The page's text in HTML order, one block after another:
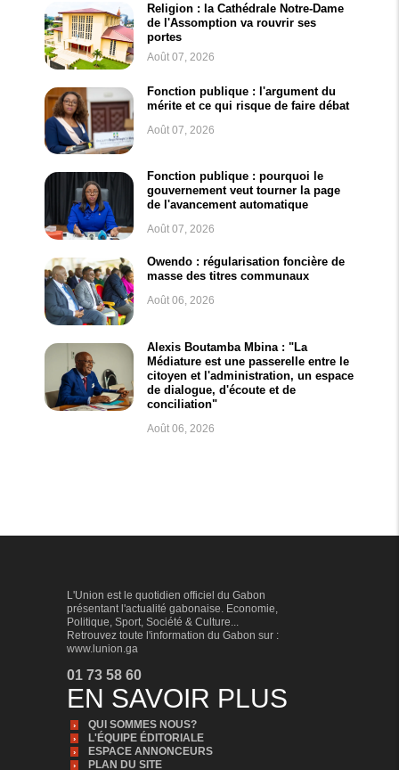
Religion : la Cathédrale Notre-Dame
de l'Assomption va rouvrir ses
portes
Août 07, 2026
Fonction publique : l'argument du
mérite et ce qui risque de faire débat
Août 07, 2026
Fonction publique : pourquoi le
gouvernement veut tourner la page
de l'avancement automatique
Août 07, 2026
Owendo : régularisation foncière de
masse des titres communaux
Août 06, 2026
Alexis Boutamba Mbina : "La
Médiature est une passerelle entre le
citoyen et l'administration, un espace
de dialogue, d'écoute et de
conciliation"
Août 06, 2026
L'Union est le quotidien officiel du Gabon
présentant l'actualité gabonaise. Economie,
Politique, Sport, Société & Culture...
Retrouvez toute l'information du Gabon sur :
www.lunion.ga
01 73 58 60
EN SAVOIR PLUS
QUI SOMMES NOUS?
L'ÉQUIPE ÉDITORIALE
ESPACE ANNONCEURS
PLAN DU SITE